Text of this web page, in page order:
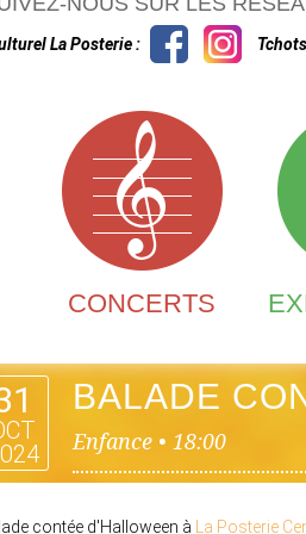
La Posterie :
CONCERTS
BALADE
Enfance • 18:00
contée d'Halloween à La Posterie